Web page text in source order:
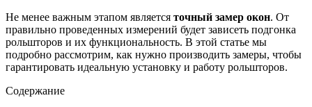
Не менее важным этапом является точный замер окон. От
правильно проведенных измерений будет зависеть подгонка
рольшторов и их функциональность. В этой статье мы
подробно рассмотрим, как нужно производить замеры, чтобы
гарантировать идеальную установку и работу рольшторов.
Содержание